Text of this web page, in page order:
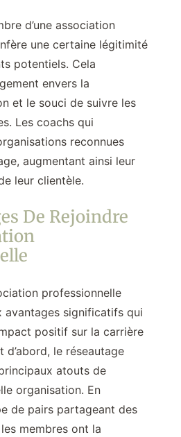
d’une association
une certaine légitimité
potentiels. Cela
envers la
et le souci de suivre les
Les coachs qui
reconnues
augmentant ainsi leur
leur clientèle.
De Rejoindre
professionnelle
avantages significatifs qui
positif sur la carrière
d’abord, le réseautage
atouts de
organisation. En
de pairs partageant des
membres ont la